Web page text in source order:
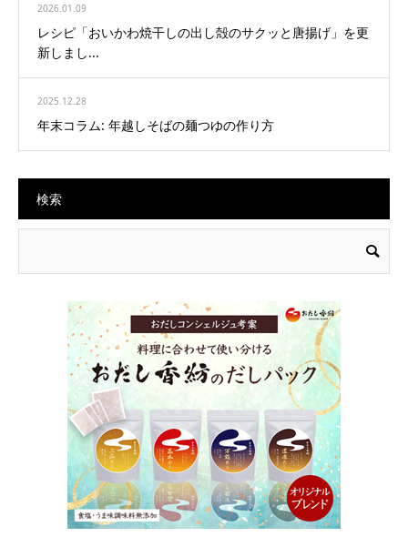
2026.01.09
レシピ「おいかわ焼干しの出し殻のサクッと唐揚げ」を更
新しまし...
2025.12.28
年末コラム: 年越しそばの麺つゆの作り方
検索